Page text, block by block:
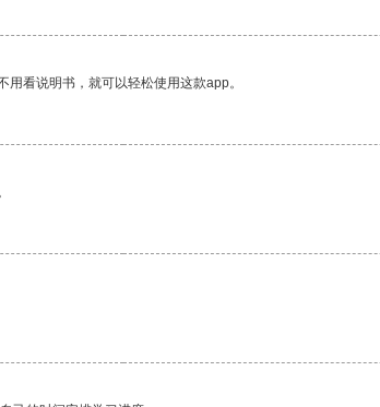
看说明书，就可以轻松使用这款app。